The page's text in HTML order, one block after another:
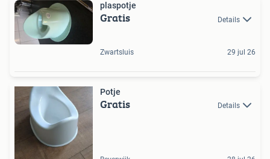
plaspotje
Gratis Details
Zwartsluis 29 jul 26
Potje
Gratis Details